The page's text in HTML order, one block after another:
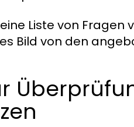
Liste von
Bild von den